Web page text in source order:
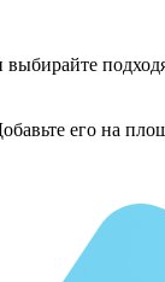
выбирайте
его на